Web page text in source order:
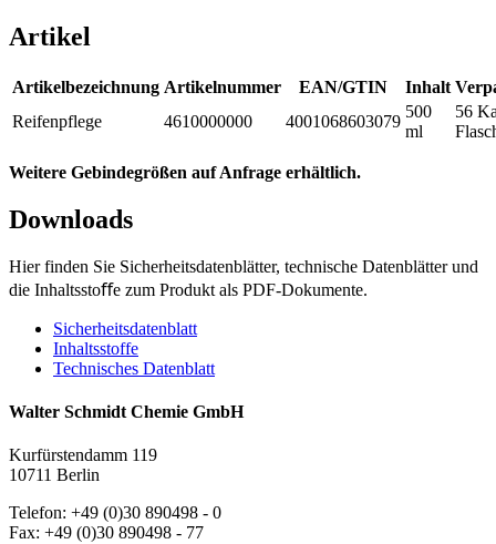
Artikel
Artikelbezeichnung Artikelnummer EAN/GTIN Inhalt
Reifenpflege
4610000000 4001068603079
500
ml
56
Weitere Gebindegrößen auf Anfrage erhältlich.
Downloads
Hier finden Sie Sicherheitsdatenblätter, technische Datenblätter und
die Inhaltsstoﬀe zum Produkt als PDF-Dokumente.
Sicherheitsdatenblatt
Inhaltsstoffe
Technisches Datenblatt
Walter Schmidt Chemie GmbH
Kurfürstendamm 119
10711 Berlin
Telefon: +49 (0)30 890498 - 0
Fax: +49 (0)30 890498 - 77